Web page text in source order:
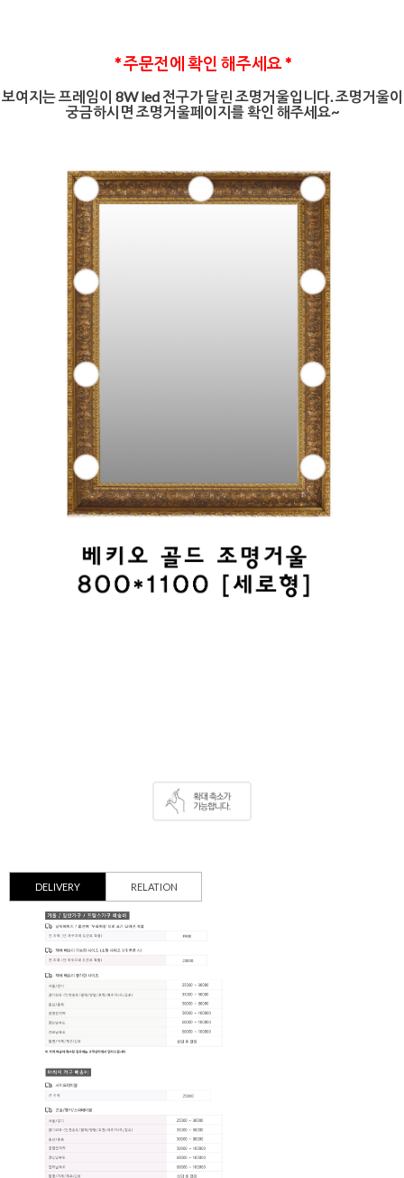
* 주문전에 확인 해주세요 *
보여지는 프레임이 8W led 전구가 달린 조명거울입니다. 조명거울이
궁금하시면 조명거울페이지를 확인 해주세요~
DELIVERY RELATION